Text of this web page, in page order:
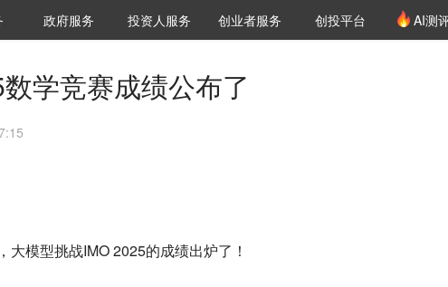
城市之窗
政府服务 VClub投资机构库
投资机构职位推介
投资人服务 创投氪堂
创业者服务 创投平台 AI测
学竞赛成绩公布了
大模型挑战IMO 2025的成绩出炉了！